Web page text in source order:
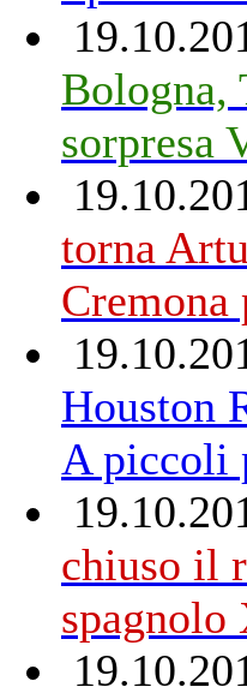
Bologna,
sorpresa
torna
Houston
A piccoli
chiuso il
spagnolo